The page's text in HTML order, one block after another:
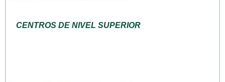
CENTROS DE NIVEL SUPERIOR